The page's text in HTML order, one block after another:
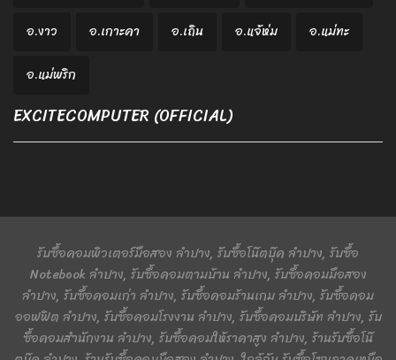
อ.งาว
อ.เกาะคา อ.เถิน อ.แจ้ห่ม
อ.แม่ทะ
อ.แม่พริก
EXCITECOMPUTER (OFFICIAL)
รับซื้อคอมพิวเตอร์มือสอง ลำปาง, รับซื้อโน๊ตบุ๊ค ลำปาง, รับซื้อ
Notebook ลำปาง, รับซื้อคอมตามบ้าน ลำปาง, รับซื้อคอมมือสอง
ลำปาง, รับซื้อคอมเก่า ลำปาง, รับซื้อคอมร้านเกม ลำปาง, รับซื้อคอม
ออฟฟิต ลำปาง, รับซื้อคอมโรงงาน ลำปาง, รับซื้อคอมบริษัท ลำปาง, รับ
ซื้อคอมสำนักงาน ลำปาง, รับซื้อคอมให้ราคาสูง ลำปาง, ร้านรับซื้อโน๊